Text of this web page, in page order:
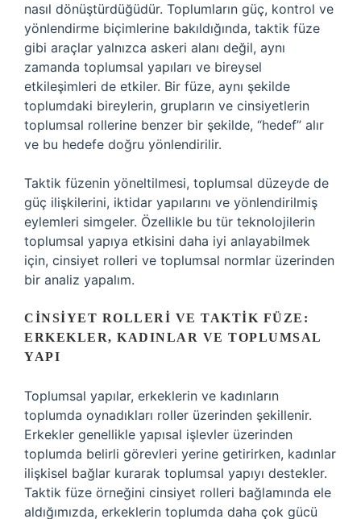
nasıl dönüştürdüğüdür. Toplumların güç, kontrol ve
yönlendirme biçimlerine bakıldığında, taktik füze
gibi araçlar yalnızca askeri alanı değil, aynı
zamanda toplumsal yapıları ve bireysel
etkileşimleri de etkiler. Bir füze, aynı şekilde
toplumdaki bireylerin, grupların ve cinsiyetlerin
toplumsal rollerine benzer bir şekilde, “hedef” alır
ve bu hedefe doğru yönlendirilir.
Taktik füzenin yöneltilmesi, toplumsal düzeyde de
güç ilişkilerini, iktidar yapılarını ve yönlendirilmiş
eylemleri simgeler. Özellikle bu tür teknolojilerin
toplumsal yapıya etkisini daha iyi anlayabilmek
için, cinsiyet rolleri ve toplumsal normlar üzerinden
bir analiz yapalım.
CINSIYET ROLLERI VE TAKTIK FÜZE:
ERKEKLER, KADINLAR VE TOPLUMSAL
YAPI
Toplumsal yapılar, erkeklerin ve kadınların
toplumda oynadıkları roller üzerinden şekillenir.
Erkekler genellikle yapısal işlevler üzerinden
toplumda belirli görevleri yerine getirirken, kadınlar
ilişkisel bağlar kurarak toplumsal yapıyı destekler.
Taktik füze örneğini cinsiyet rolleri bağlamında ele
aldığımızda, erkeklerin toplumda daha çok gücü